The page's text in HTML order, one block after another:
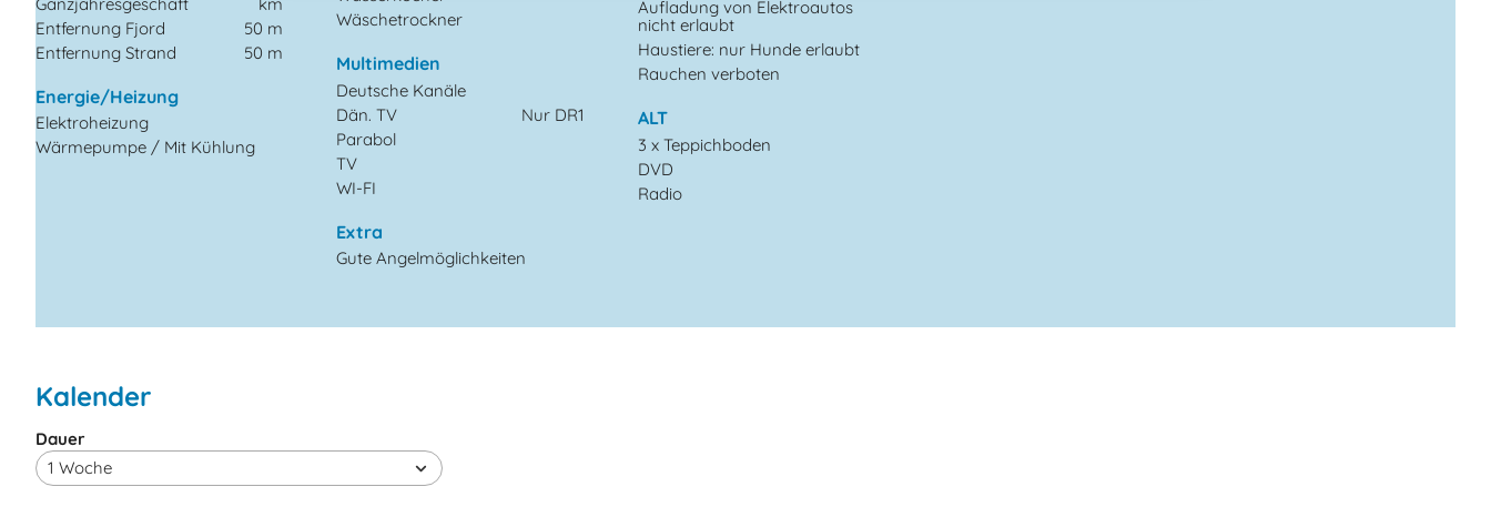
Entfernung Fjord
50 m
Entfernung Strand
50 m
Energie/Heizung
Elektroheizung
Wärmepumpe / Mit Kühlung
Wäschetrockner
Multimedien
Deutsche Kanäle
Dän. TV
Nur DR1
Parabol
TV
WI-FI
Extra
Gute Angelmöglichkeiten
Aufladung von Elektroautos
nicht erlaubt
Haustiere: nur Hunde erlaubt
Rauchen verboten
ALT
3 x Teppichboden
DVD
Radio
Kalender
Dauer